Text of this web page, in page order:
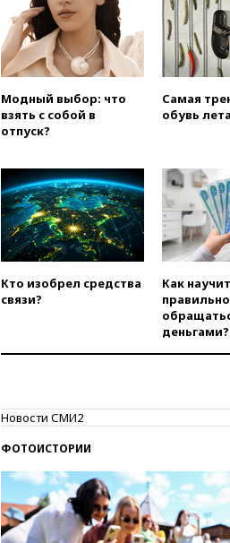
Модный выбор: что
взять с собой в
отпуск?
Самая
обувь
Кто изобрел средства
связи?
Как
правильно
деньгами?
Новости СМИ2
ФОТОИСТОРИИ